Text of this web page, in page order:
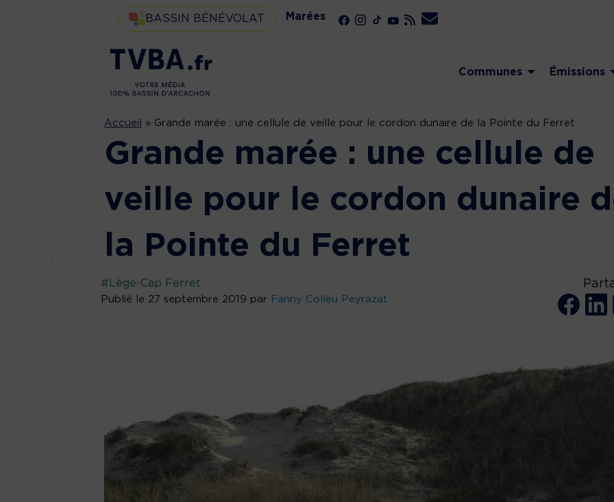
BASSIN BÉNÉVOLAT Marées
Communes Émissions
Accueil » Grande marée : une cellule de veille pour le cordon dunaire de la Pointe du Ferret
Grande marée : une cellule de
veille pour le cordon dunaire
la Pointe du Ferret
#Lège-Cap Ferret
Publié le 27 septembre 2019 par Fanny Colleu Peyrazat